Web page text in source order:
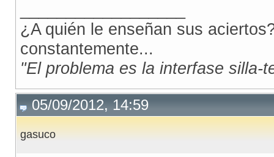
¿A quién le enseñan sus
constantemente...
"El problema es la interfase silla-
05/09/2012, 14:59
gasuco